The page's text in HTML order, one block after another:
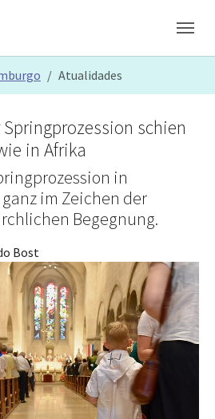
Atualidades
schien
in Afrika
in
im Zeichen der
Begegnung.
Bost